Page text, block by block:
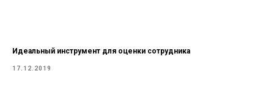
Идеальный инструмент для оценки сотрудника
17.12.2019